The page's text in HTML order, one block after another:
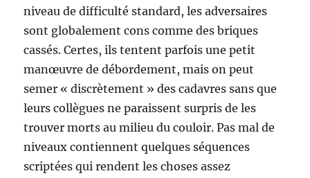
niveau de difficulté standard, les adversaires
sont globalement cons comme des briques
cassés. Certes, ils tentent parfois une petit
manœuvre de débordement, mais on peut
semer « discrètement » des cadavres sans que
leurs collègues ne paraissent surpris de les
trouver morts au milieu du couloir. Pas mal de
niveaux contiennent quelques séquences
scriptées qui rendent les choses assez